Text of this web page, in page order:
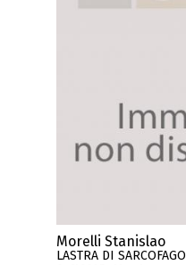
Morelli Stanislao
LASTRA DI SARCOFAGO